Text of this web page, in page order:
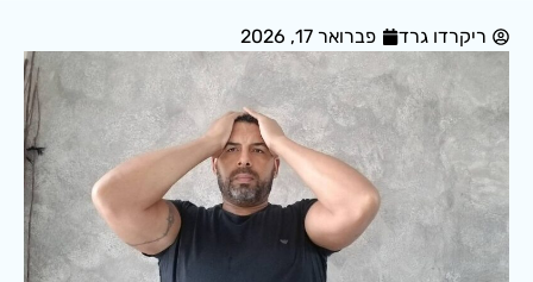
ריקרדו גרד פברואר 17, 2026